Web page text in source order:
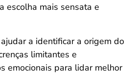
escolha mais sensata e
a identificar a origem do
limitantes e
emocionais para lidar melhor